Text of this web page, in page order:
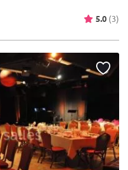
5.0 (3)